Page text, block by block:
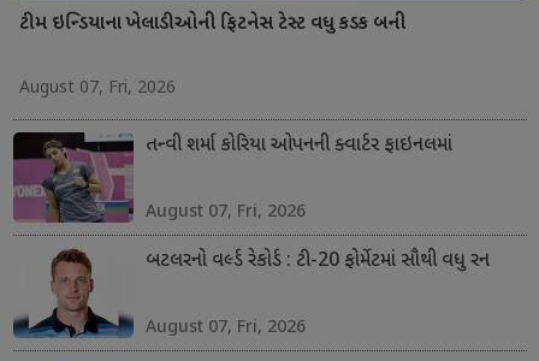
ટીમ ઇન્ડિયાના ખેલાડીઓની ફિટનેસ ટેસ્ટ વધુ કડક બની
August 07, Fri, 2026
તન્વી શર્મા કોરિયા ઓપનની ક્વાર્ટર ફાઇનલમાં
August 07, Fri, 2026
બટલરનો વર્લ્ડ રેકોર્ડ : ટી-20 ફોર્મેટમાં સૌથી વધુ રન
August 07, Fri, 2026